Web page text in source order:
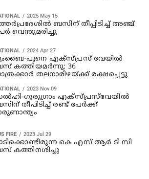
2025 May 15
ബസിന് തീപ്പിടിച്ച് അഞ്ച്
വെന്തുമരിച്ചു
2024 Apr 27
പൂനെ എക്സ്പ്രസ് വേയില്‍
കത്തിയമര്‍ന്നു; 36
തലനാരിഴയ്ക്ക് രക്ഷപ്പെട്ടു
2023 Nov 09
ഗുരുഗ്രാം എക്‌സ്പ്രസ്‌വേയില്‍
തീപിടിച്ച് രണ്ട് പേര്‍ക്ക്
FIRE 2023 Jul 29
കെ എസ് ആര്‍ ടി സി
കത്തിനശിച്ചു